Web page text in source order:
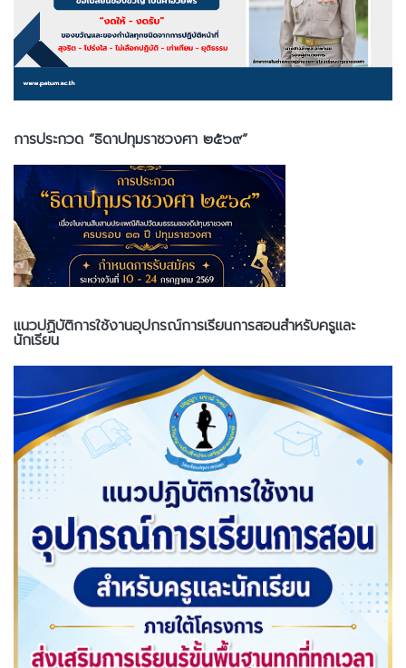
การประกวด “ธิดาปทุมราชวงศา ๒๕๖๙”
แนวปฏิบัติการใช้งานอุปกรณ์การเรียนการสอนสำหรับครูและ
นักเรียน